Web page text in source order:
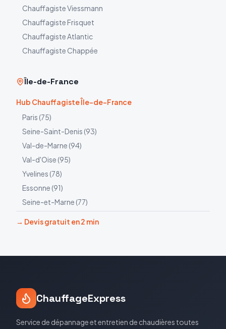
ChauffagisteViessmann
Chauffagiste Frisquet
ChauffagisteAtlantic
Chauffagiste Chappée
Île-de-France
Hub Chauffagiste Île-de-France
Paris (75)
Seine-Saint-Denis (93)
Val-de-Marne (94)
Val-d'Oise (95)
Yvelines (78)
Essonne (91)
Seine-et-Marne (77)
→ Devis gratuit en 2 min
ChauffageExpress
Service de dépannage et entretien de chaudières toutes